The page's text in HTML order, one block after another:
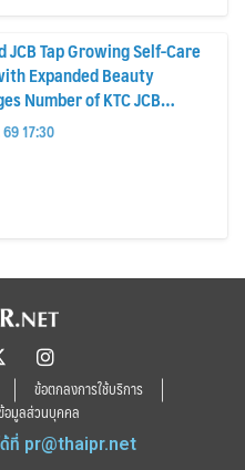
JCB Tap Growing Self-Care
Expanded Beauty
Number of KTC JCB
Spending on
Rises 26%
17:30
ข้อตกลงการใช้บริการ
อมูลส่วนบุคคล
ที่ pr@thaipr.net